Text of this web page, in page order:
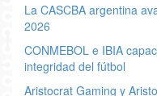
La CASCBA argentina
2026
CONMEBOL e IBIA
integridad del fútbol
Aristocrat Gaming y